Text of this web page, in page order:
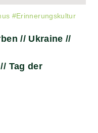
#Erinnerungskultur
// Ukraine //
Tag der